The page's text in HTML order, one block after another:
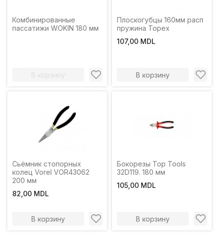
Комбинированные
пассатижи WOKIN 180 мм
В корзину
Плоскогубцы 160мм расп
пружина Topex
107,00 MDL
В корзину
Сьёмник стопорных
колец Vorel VOR43062
200 мм
82,00 MDL
В корзину
Бокорезы Top Tools
32D119. 180 мм
105,00 MDL
В корзину